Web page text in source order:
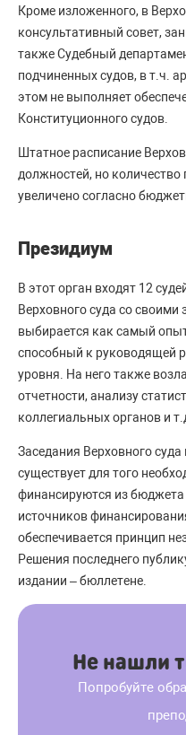
Кроме изложенного, в
консультативный совет,
также Судебный
подчиненных судов, в т.ч.
этом не выполняет
Конституционного судов.
Штатное расписание
должностей, но
увеличено согласно
Президиум
В этот орган входят 12
Верховного суда со
выбирается как самый
способный к руководящей
уровня. На него также
отчетности, анализу
коллегиальных органов и
Заседания Верховного суда
существует для того
финансируются из
источников
обеспечивается принцип
Решения последнего
издании – бюллетене.
Не нашли
Попробуйте